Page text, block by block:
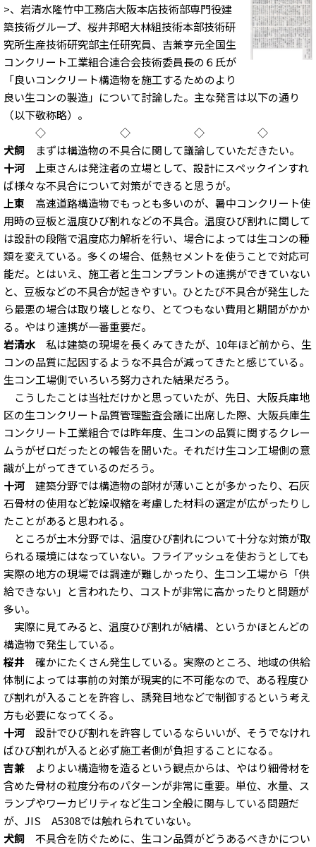
>、岩清水隆竹中工務店大阪本店技術部専門役建
築技術グループ、桜井邦昭大林組技術本部技術研
究所生産技術研究部主任研究員、吉兼亨元全国生
コンクリート工業組合連合会技術委員長の６氏が
「良いコンクリート構造物を施工するためのより
良い生コンの製造」について討論した。主な発言は以下の通り
（以下敬称略）。
◇ ◇ ◇ ◇
犬飼 まずは構造物の不具合に関して議論していただきたい。
十河 上東さんは発注者の立場として、設計にスペックインすれ
ば様々な不具合について対策ができると思うが。
上東 高速道路構造物でもっとも多いのが、暑中コンクリート使
用時の豆板と温度ひび割れなどの不具合。温度ひび割れに関して
は設計の段階で温度応力解析を行い、場合によっては生コンの種
類を変えている。多くの場合、低熱セメントを使うことで対応可
能だ。とはいえ、施工者と生コンプラントの連携ができていない
と、豆板などの不具合が起きやすい。ひとたび不具合が発生した
ら最悪の場合は取り壊しとなり、とてつもない費用と期間がかか
る。やはり連携が一番重要だ。
岩清水 私は建築の現場を長くみてきたが、10年ほど前から、生
コンの品質に起因するような不具合が減ってきたと感じている。
生コン工場側でいろいろ努力された結果だろう。
こうしたことは当社だけかと思っていたが、先日、大阪兵庫地
区の生コンクリート品質管理監査会議に出席した際、大阪兵庫生
コンクリート工業組合では昨年度、生コンの品質に関するクレー
ムうがゼロだったとの報告を聞いた。それだけ生コン工場側の意
識が上がってきているのだろう。
十河 建築分野では構造物の部材が薄いことが多かったり、石灰
石骨材の使用など乾燥収縮を考慮した材料の選定が広がったりし
たことがあると思われる。
ところが土木分野では、温度ひび割れについて十分な対策が取
られる環境にはなっていない。フライアッシュを使おうとしても
実際の地方の現場では調達が難しかったり、生コン工場から「供
給できない」と言われたり、コストが非常に高かったりと問題が
多い。
実際に見てみると、温度ひび割れが結構、というかほとんどの
構造物で発生している。
桜井 確かにたくさん発生している。実際のところ、地域の供給
体制によっては事前の対策が現実的に不可能なので、ある程度ひ
び割れが入ることを許容し、誘発目地などで制御するという考え
方も必要になってくる。
十河 設計でひび割れを許容しているならいいが、そうでなけれ
ばひび割れが入ると必ず施工者側が負担することになる。
吉兼 よりよい構造物を造るという観点からは、やはり細骨材を
含めた骨材の粒度分布のパターンが非常に重要。単位、水量、ス
ランプやワーカビリティなど生コン全般に関与している問題だ
が、JIS A5308では触れられていない。
犬飼 不具合を防ぐために、生コン品質がどうあるべきかについ